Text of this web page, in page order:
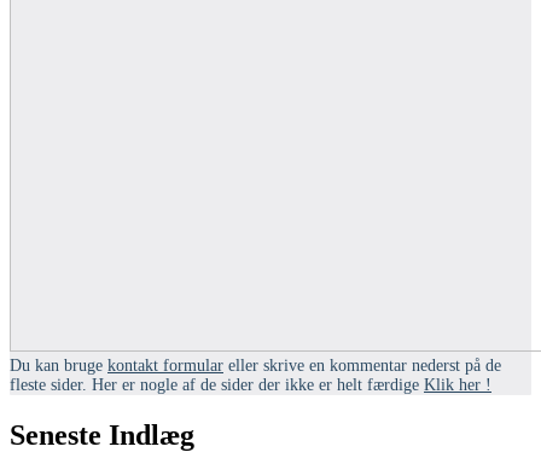
Du kan bruge kontakt formular eller skrive en kommentar nederst på de
fleste sider. Her er nogle af de sider der ikke er helt færdige Klik her !
Seneste Indlæg